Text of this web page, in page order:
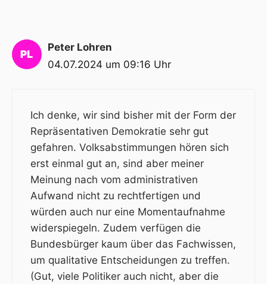
Peter Lohren
04.07.2024 um 09:16 Uhr
Ich denke, wir sind bisher mit der Form der
Repräsentativen Demokratie sehr gut
gefahren. Volksabstimmungen hören sich
erst einmal gut an, sind aber meiner
Meinung nach vom administrativen
Aufwand nicht zu rechtfertigen und
würden auch nur eine Momentaufnahme
widerspiegeln. Zudem verfügen die
Bundesbürger kaum über das Fachwissen,
um qualitative Entscheidungen zu treffen.
(Gut, viele Politiker auch nicht, aber die